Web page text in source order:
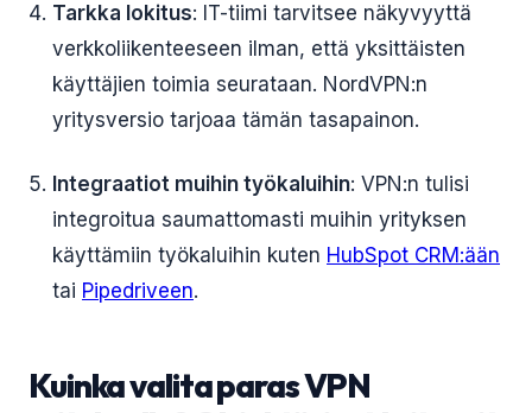
Tarkka lokitus: IT-tiimi tarvitsee näkyvyyttä
verkkoliikenteeseen ilman, että yksittäisten
käyttäjien toimia seurataan. NordVPN:n
yritysversio tarjoaa tämän tasapainon.
Integraatiot muihin työkaluihin: VPN:n tulisi
integroitua saumattomasti muihin yrityksen
käyttämiin työkaluihin kuten HubSpot CRM:ään
tai Pipedriveen.
Kuinka valita paras VPN